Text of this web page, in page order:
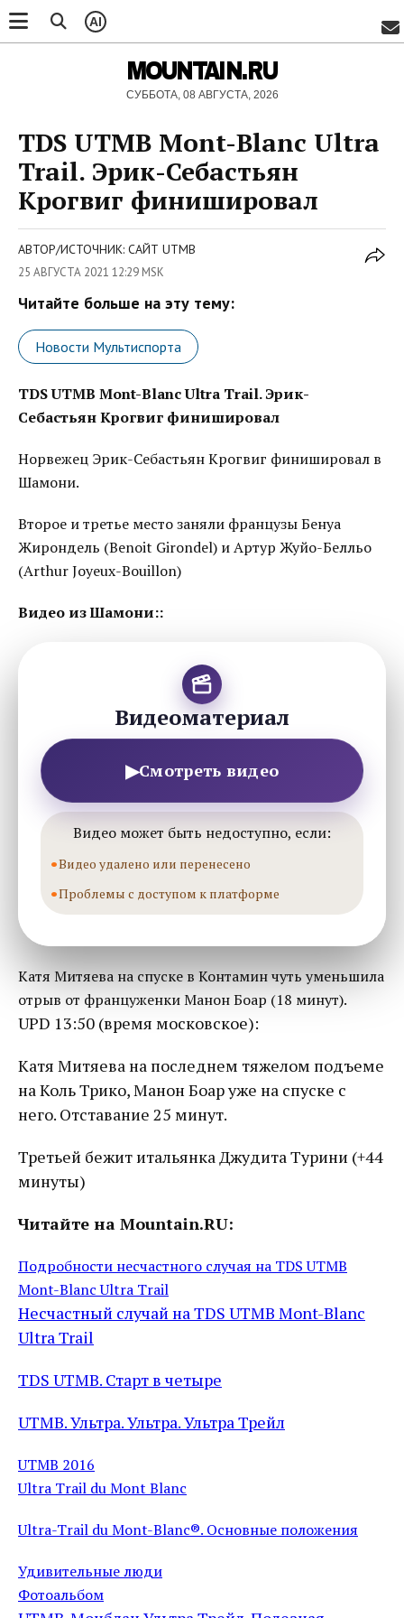
AI
MOUNTAIN.RU
СУББОТА, 08 АВГУСТА, 2026
TDS UTMB Mont-Blanc Ultra
Trail. Эрик-Себастьян
Крогвиг финишировал
АВТОР/ИСТОЧНИК: САЙТ UTMB
25 АВГУСТА 2021 12:29 MSK
Читайте больше на эту тему:
Новости Мультиспорта
TDS UTMB Mont-Blanc Ultra Trail. Эрик-
Себастьян Крогвиг финишировал
Норвежец Эрик-Себастьян Крогвиг финишировал в
Шамони.
Второе и третье место заняли французы Бенуа
Жирондель (Benoit Girondel) и Артур Жуйо-Белльо
(Arthur Joyeux-Bouillon)
Видео из Шамони::
Видеоматериал
▶Смотреть видео
Видео может быть недоступно, если:
Видео удалено или перенесено
Проблемы с доступом к платформе
Катя Митяева на спуске в Контамин чуть уменьшила
отрыв от француженки Манон Боар (18 минут).
UPD 13:50 (время московское):
Катя Митяева на последнем тяжелом подъеме
на Коль Трико, Манон Боар уже на спуске с
него. Отставание 25 минут.
Третьей бежит итальянка Джудита Турини (+44
минуты)
Читайте на Mountain.RU:
Подробности несчастного случая на TDS UTMB
Mont-Blanc Ultra Trail
Несчастный случай на TDS UTMB Mont-Blanc
Ultra Trail
TDS UTMB. Старт в четыре
UTMB. Ультра. Ультра. Ультра Трейл
UTMB 2016
Ultra Trail du Mont Blanc
Ultra-Trail du Mont-Blanc®. Основные положения
Удивительные люди
Фотоальбом